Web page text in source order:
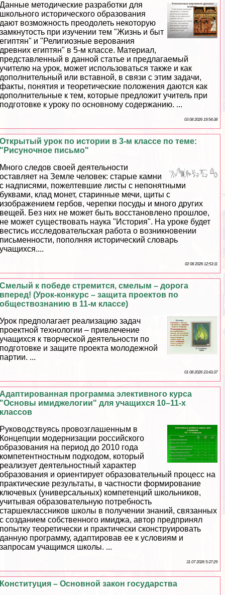
Данные методические разработки для
школьного исторического образования
дают возможность преодолеть некоторую
замкнутость при изучении тем "Жизнь и быт
египтян" и "Религиозные верования
древних египтян" в 5-м классе. Материал,
представленный в данной статье и предлагаемый
учителю на урок, может использоваться также и как
дополнительный или вставной, в связи с этим задачи,
факты, понятия и теоретические положения даются как
дополнительные к тем, которые предложит учитель при
подготовке к уроку по основному содержанию. ...
03 08 2026 19:54:38
Открытый урок по истории в 3-м классе по теме:
"Рисуночное письмо"
Много следов своей деятельности
оставляет на Земле человек: старые камни
с надписями, пожелтевшие листы с непонятными
буквами, клад монет, старинные мечи, щиты с
изображением гербов, черепки посуды и много других
вещей. Без них не может быть восстановлено прошлое,
не может существовать наука "История". На уроке будет
вестись исследовательская работа о возникновении
письменности, пополняя исторический словарь
учащихся....
02 08 2026 12:53:11
Смелый к победе стремится, смелым – дорога
вперед! (Урок-конкурс – защита проектов по
обществознанию в 11-м классе)
Урок предполагает реализацию задач
проектной технологии – привлечение
учащихся к творческой деятельности по
подготовке и защите проекта молодежной
партии. ...
01 08 2026 23:43:37
Адаптированная программа элективного курса
"Основы имиджелогии" для учащихся 10–11-х
классов
Руководствуясь провозглашенным в
Концепции модернизации российского
образования на период до 2010 года
компетентностным подходом, который
реализует деятельностный хаpaктер
образования и ориентирует образовательный процесс на
пpaктические результаты, в частности формирование
ключевых (универсальных) компетенций школьников,
учитывая образовательную потребность
старшеклассников школы в получении знаний, связанных
с созданием собственного имиджа, автор предпринял
попытку теоретически и пpaктически сконструировать
данную программу, адаптировав ее к условиям и
запросам учащимся школы. ...
31 07 2026 5:37:29
Конституция – Основной закон государства